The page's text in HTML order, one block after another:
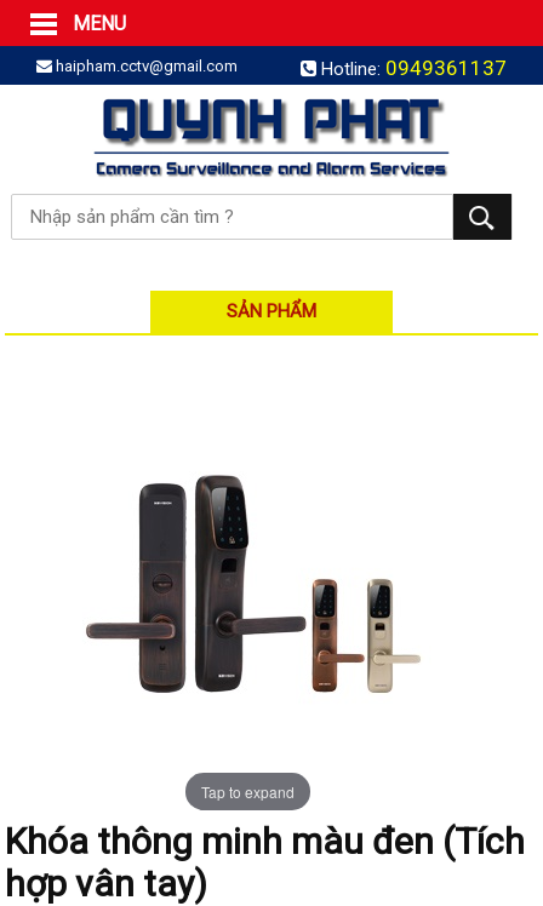
MENU
Trang Chủ
Sản phẩm
SẢN PHẨM TRỌN GÓI
LẮP BÁO TRỘM TRỌN GÓI
LẮP CAMERA TRỌN GÓI
Camera IP
Camera IP KBVISION
Camera IP HIKVISION
Đầu ghi IP HIKVISION
Đầu ghi IP KBVISION
Đầu ghi IP HDParagon
Đầu ghi IP Dahua
Đầu ghi IP Visionhitech
Camera Visionhitech
Camera KBVISION
haipham.cctv@gmail.com Hotline: 0949361137
SẢN PHẨM
Tap to expand
Khóa thông minh màu đen (Tích
hợp vân tay)